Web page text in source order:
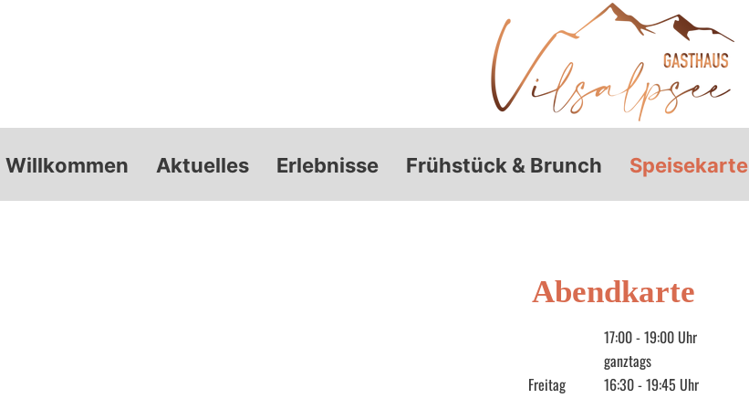
Willkommen Aktuelles Erlebnisse Frühstück & Brunch Speisekarte
Abendkarte
17:00 - 19:00 Uhr
ganztags
Freitag
16:30 - 19:45 Uhr